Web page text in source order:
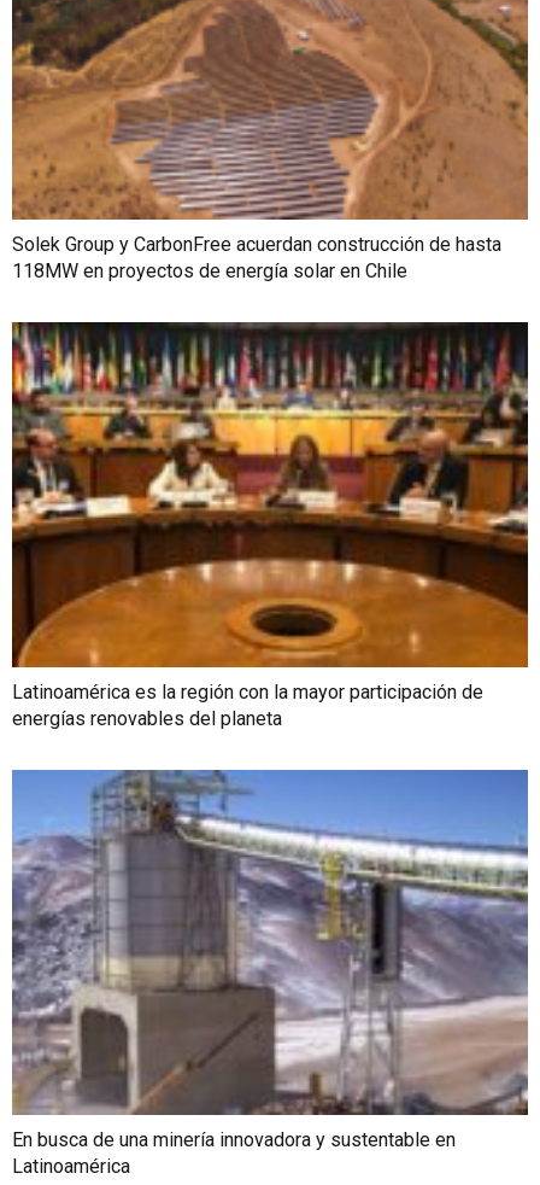
Solek Group y CarbonFree acuerdan construcción de hasta
118MW en proyectos de energía solar en Chile
Latinoamérica es la región con la mayor participación de
energías renovables del planeta
En busca de una minería innovadora y sustentable en
Latinoamérica